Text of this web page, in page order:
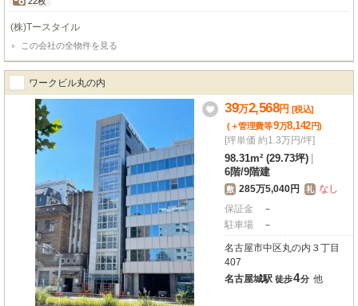
(株)Tースタイル
この会社の全物件を見る
ワークビル丸の内
39万2,568円 [税込]
(＋管理費等9万8,142円)
[坪単価 約1.3万円/坪]
98.31m² (29.73坪)
6階/9階建
敷 285万5,040円 礼 なし
保証金
－
駐車場
－
名古屋市中区丸の内３丁目
407
名古屋城駅 徒歩4分 他